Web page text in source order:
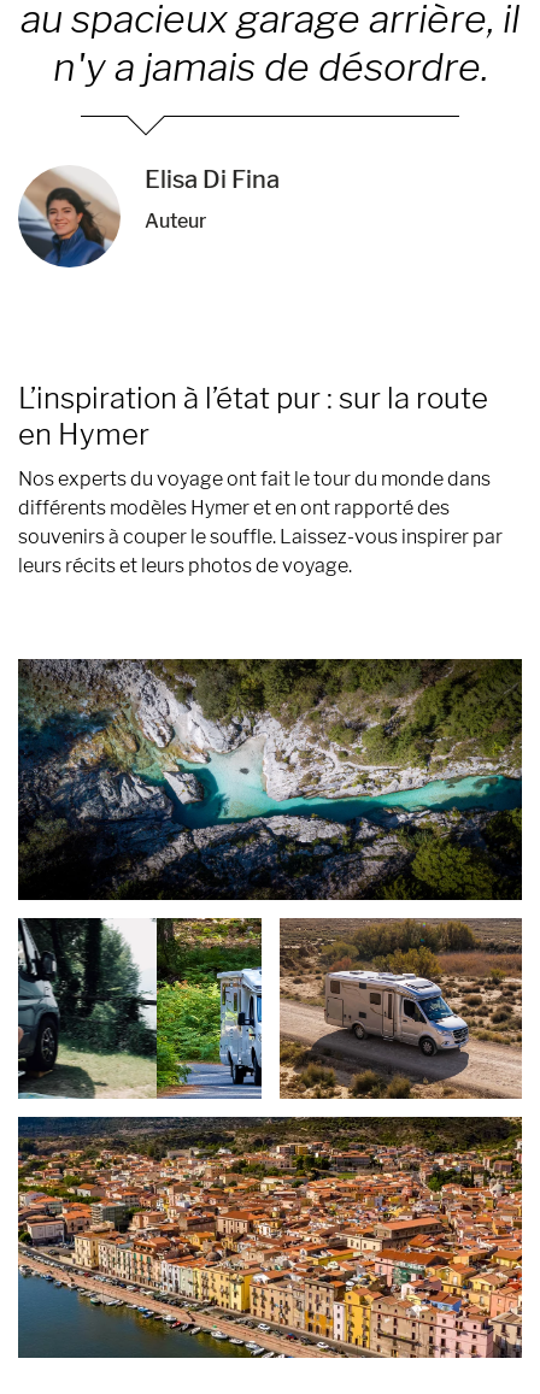
au spacieux garage arrière, il
n'y a jamais de désordre.
Elisa Di Fina
Auteur
L’inspiration à l’état pur : sur la route
en Hymer
Nos experts du voyage ont fait le tour du monde dans
différents modèles Hymer et en ont rapporté des
souvenirs à couper le souffle. Laissez-vous inspirer par
leurs récits et leurs photos de voyage.